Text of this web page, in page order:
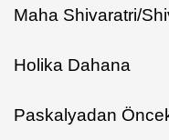
Maha Shivaratri/
Holika Dahana
Paskalyadan